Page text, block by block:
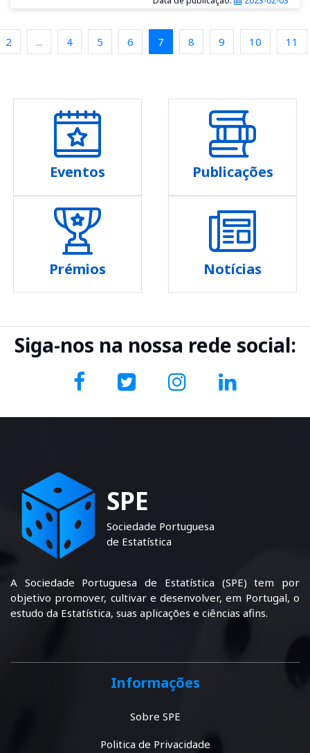
2 ... 4 5 6 7 8 9 10 11
Eventos Publicações
Prémios Notícias
Siga-nos na nossa rede social:
SPE
Sociedade Portuguesa
de Estatística
A Sociedade Portuguesa de Estatística (SPE) tem por
objetivo promover, cultivar e desenvolver, em Portugal, o
estudo da Estatística, suas aplicações e ciências afins.
Informações
Sobre SPE
Politica de Privacidade